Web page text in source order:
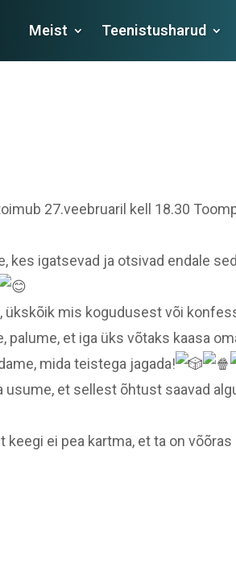
Meist Teenistusharud
27.veebruaril kell 18.30
kes igatsevad ja otsivad endale
ükskõik mis kogudusest või
palume, et iga üks võtaks kaasa
mida teistega jagada!
et sellest õhtust saavad
ei pea kartma, et ta on võõras